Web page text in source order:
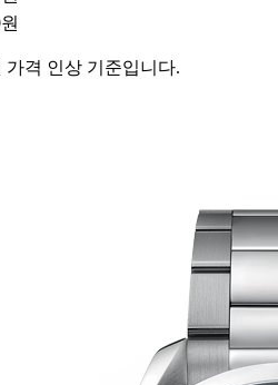
격 인상 기준입니다.